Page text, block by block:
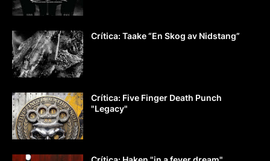
Crítica: Taake “En Skog av Nidstang”
Crítica: Five Finger Death Punch
"Legacy"